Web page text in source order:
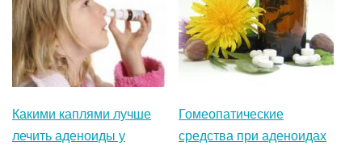
Какими каплями лучше
лечить аденоиды у
Гомеопатические
средства при аденоидах